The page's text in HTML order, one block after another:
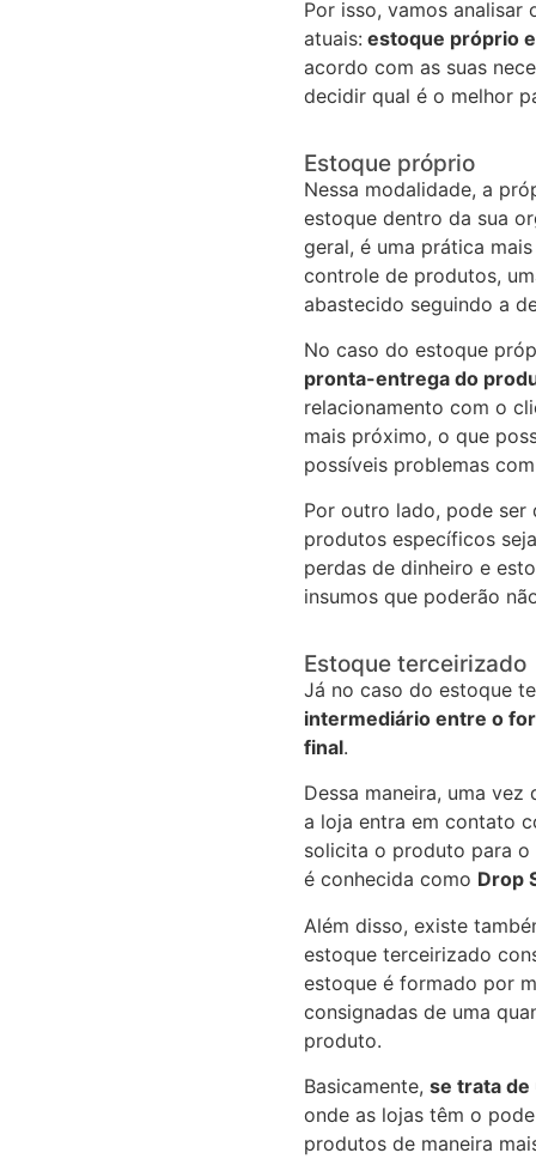
Por isso, vamos analisar
atuais: estoque próprio
acordo com as suas
decidir qual é o melhor
Estoque próprio
Nessa modalidade, a
estoque dentro da sua
geral, é uma prática
controle de produtos,
abastecido seguindo a
No caso do estoque
pronta-entrega do
relacionamento com o
mais próximo, o que
possíveis problemas
Por outro lado, pode ser
produtos específicos
perdas de dinheiro e
insumos que poderão
Estoque terceirizado
Já no caso do estoque
intermediário entre o
final.
Dessa maneira, uma
a loja entra em contato
solicita o produto para o
é conhecida como Drop
Além disso, existe
estoque terceirizado
estoque é formado por
consignadas de uma
produto.
Basicamente, se trata
onde as lojas têm o
produtos de maneira